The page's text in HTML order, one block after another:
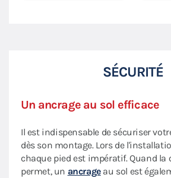
SÉCURITÉ
Un ancrage au sol efficace
Il est indispensable de sécuriser
dès son montage. Lors de
chaque pied est impératif. Quand la
permet, un ancrageau sol est